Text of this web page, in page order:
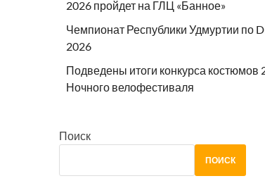
2026 пройдет на ГЛЦ «Банное»
Чемпионат Республики Удмуртии по
2026
Подведены итоги конкурса костюмов
Ночного велофестиваля
Поиск
ПОИСК